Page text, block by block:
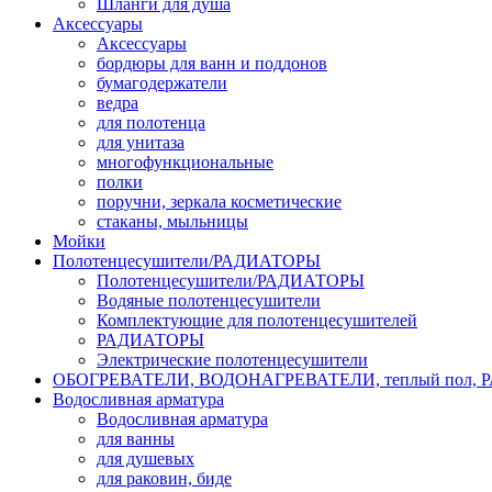
Шланги для душа
Аксессуары
Аксессуары
бордюры для ванн и поддонов
бумагодержатели
ведра
для полотенца
для унитаза
многофункциональные
полки
поручни, зеркала косметические
стаканы, мыльницы
Мойки
Полотенцесушители/РАДИАТОРЫ
Полотенцесушители/РАДИАТОРЫ
Водяные полотенцесушители
Комплектующие для полотенцесушителей
РАДИАТОРЫ
Электрические полотенцесушители
ОБОГРЕВАТЕЛИ, ВОДОНАГРЕВАТЕЛИ, теплый пол,
Водосливная арматура
Водосливная арматура
для ванны
для душевых
для раковин, биде